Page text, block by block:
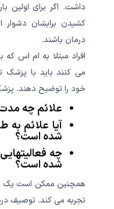
داشت. اگر برای اولین
کشیدن برایشان دشوار
درمان باشند.
افراد مبتلا به ام اس که
می کنند باید با
خود را توضیح دهند.
علائم چه
آیا علائم به
شده است؟
چه
شده است؟
همچنین ممکن است یک
تجربه می کند. توصیف